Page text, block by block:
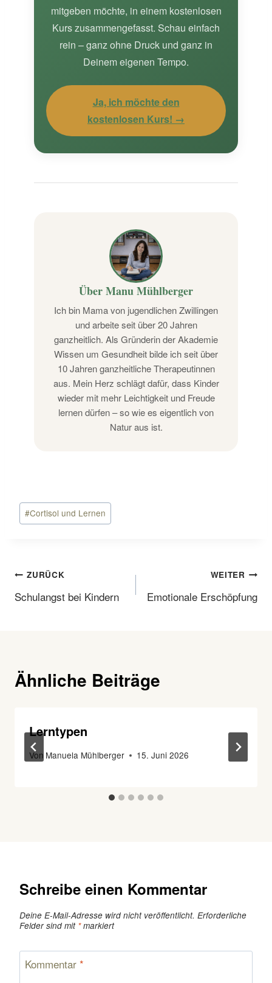
mitgeben möchte, in einem kostenlosen
Kurs zusammengefasst. Schau einfach
rein – ganz ohne Druck und ganz in
Deinem eigenen Tempo.
Ja, ich möchte den
kostenlosen Kurs! →
Über Manu Mühlberger
Ich bin Mama von jugendlichen Zwillingen
und arbeite seit über 20 Jahren
ganzheitlich. Als Gründerin der Akademie
Wissen um Gesundheit bilde ich seit über
10 Jahren ganzheitliche Therapeutinnen
aus. Mein Herz schlägt dafür, dass Kinder
wieder mit mehr Leichtigkeit und Freude
lernen dürfen – so wie es eigentlich von
Natur aus ist.
Schlagworte:
#Cortisol und Lernen
Beitragsnavigation
ZURÜCK
Schulangst bei Kindern
WEITER
Emotionale Erschöpfung
Ähnliche Beiträge
Lerntypen
Von Manuela Mühlberger 15. Juni 2026
Schreibe einen Kommentar
Deine E-Mail-Adresse wird nicht veröffentlicht. Erforderliche
Felder sind mit *markiert
Kommentar *